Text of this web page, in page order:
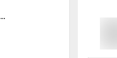
レーニング 専用ポンプ付き###水バッグ25CM###